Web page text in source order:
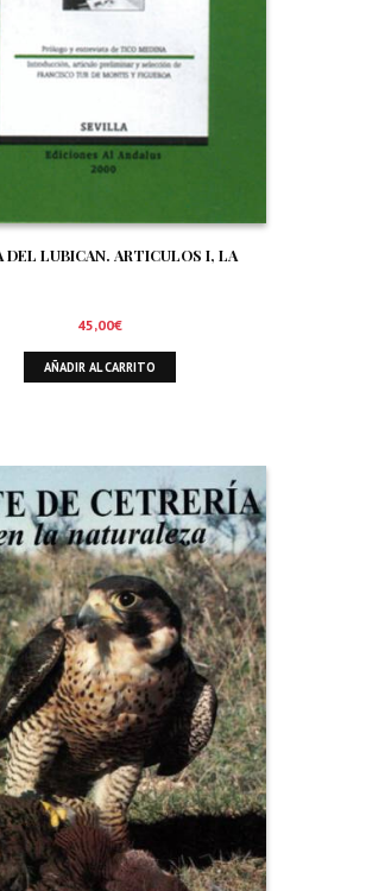
DEL LUBICAN. ARTICULOS I, LA
45,00€
AÑADIR AL CARRITO